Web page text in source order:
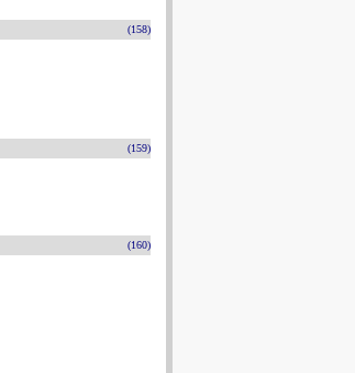
(158)
(159)
(160)